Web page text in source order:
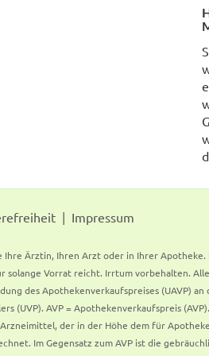
Impressum
Ärztin, Ihren Arzt oder in Ihrer
Vorrat reicht. Irrtum vorbehalten.
des Apothekenverkaufspreises (UAVP)
AVP = Apothekenverkaufspreis
der in der Höhe dem für
Im Gegensatz zum AVP ist die